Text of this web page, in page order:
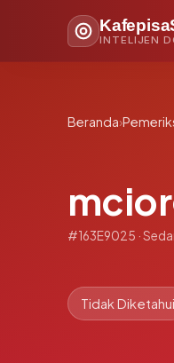
INTELIJEN
Beranda›
#163E9025 ·
Tidak Diketahui